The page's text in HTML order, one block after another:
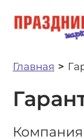
Главная